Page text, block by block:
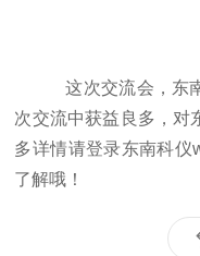
这次交流会，东南
次交流中获益良多，对
多详情请登录东南科仪
了解哦！